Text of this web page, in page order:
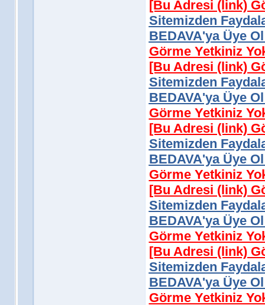
[Bu Adresi (link)
Sitemizden
BEDAVA'ya Üye
Görme Yetkiniz
[Bu Adresi (link)
Sitemizden
BEDAVA'ya Üye
Görme Yetkiniz
[Bu Adresi (link)
Sitemizden
BEDAVA'ya Üye
Görme Yetkiniz
[Bu Adresi (link)
Sitemizden
BEDAVA'ya Üye
Görme Yetkiniz
[Bu Adresi (link)
Sitemizden
BEDAVA'ya Üye
Görme Yetkiniz